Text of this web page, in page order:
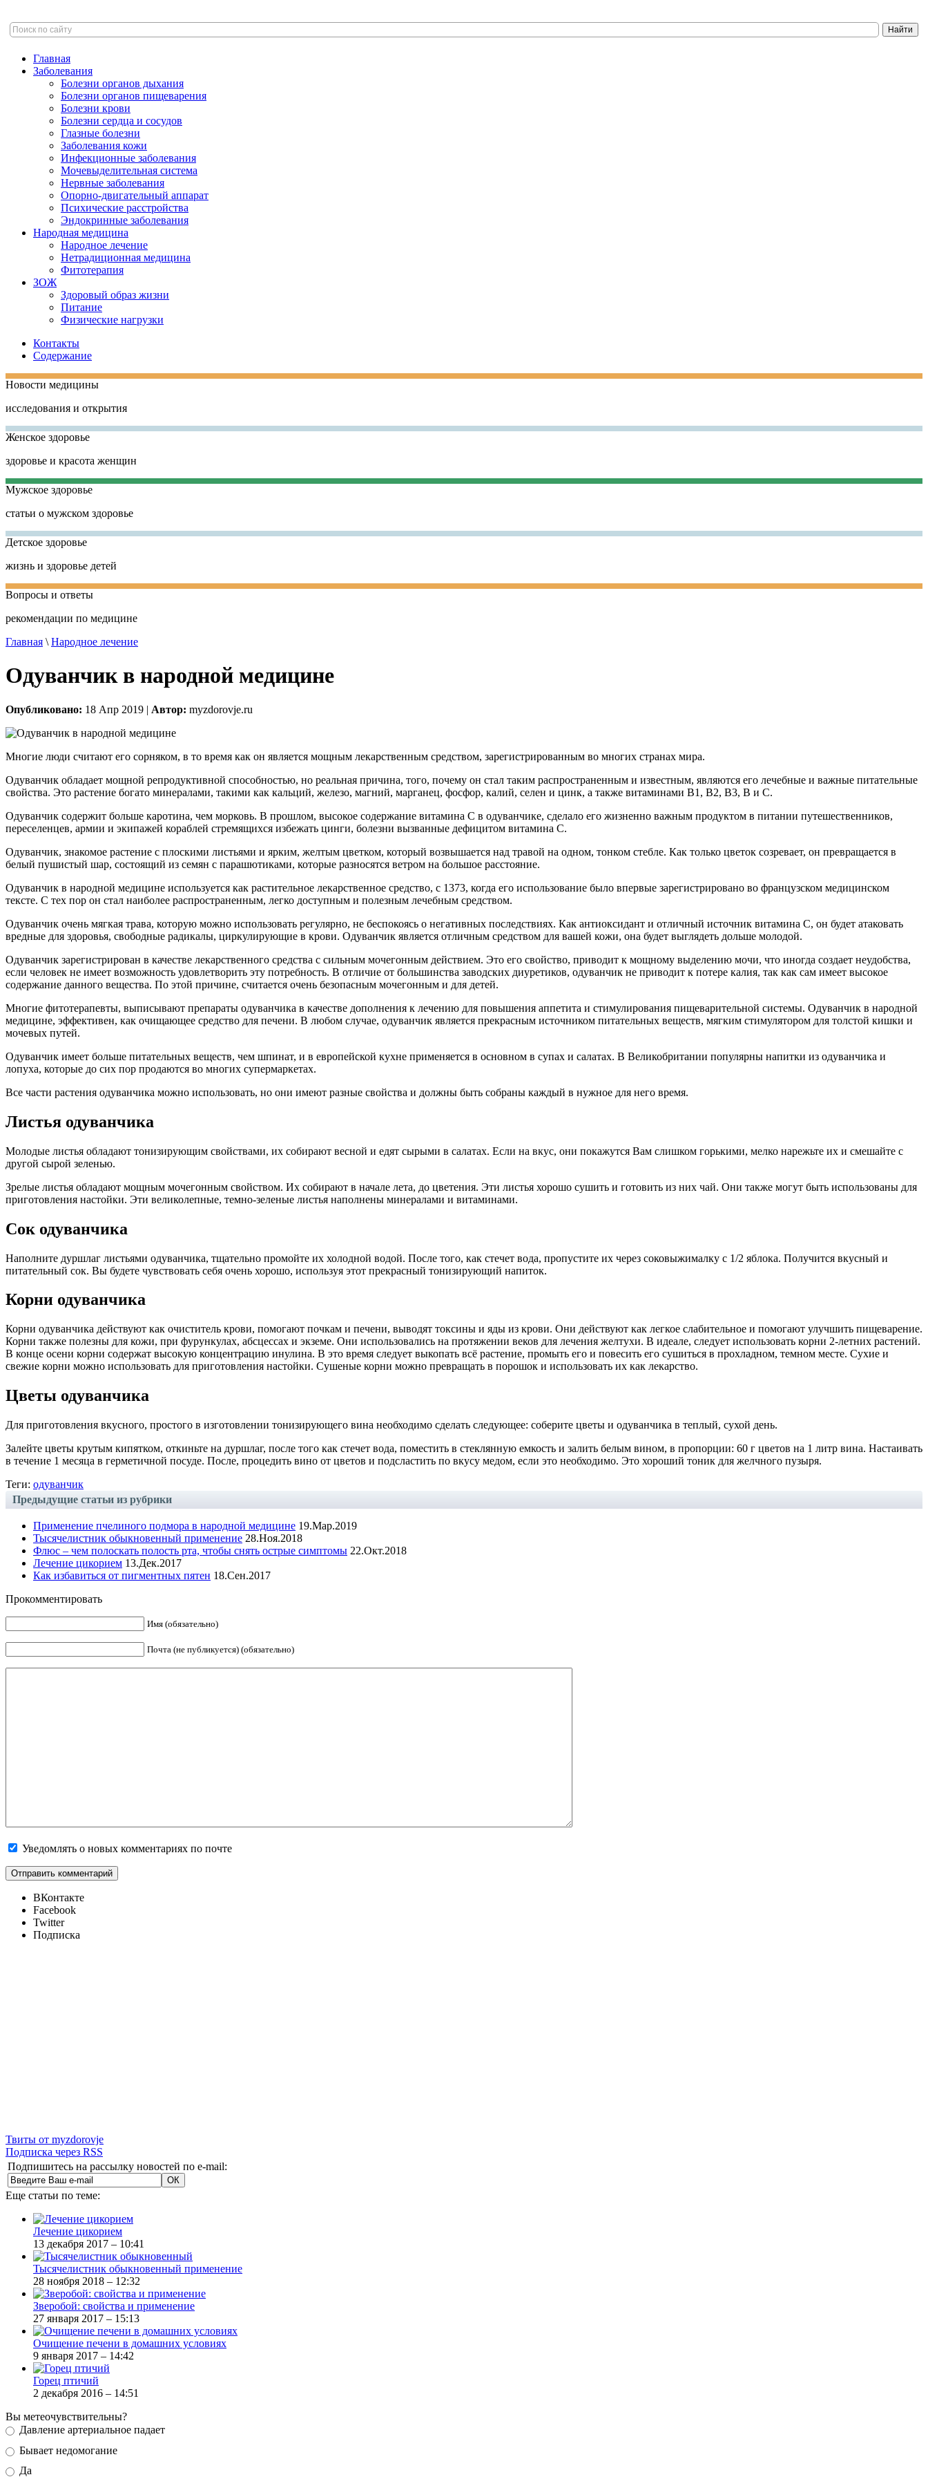
Главная
Заболевания
Болезни органов дыхания
Болезни органов пищеварения
Болезни крови
Болезни сердца и сосудов
Глазные болезни
Заболевания кожи
Инфекционные заболевания
Мочевыделительная система
Нервные заболевания
Опорно-двигательный аппарат
Психические расстройства
Эндокринные заболевания
Народная медицина
Народное лечение
Нетрадиционная медицина
Фитотерапия
ЗОЖ
Здоровый образ жизни
Питание
Физические нагрузки
Контакты
Содержание
Новости медицины
исследования и открытия
Женское здоровье
здоровье и красота женщин
Мужское здоровье
статьи о мужском здоровье
Детское здоровье
жизнь и здоровье детей
Вопросы и ответы
рекомендации по медицине
Главная \ Народное лечение
Одуванчик в народной медицине
Опубликовано: 18 Апр 2019 | Автор: myzdorovje.ru
Многие люди считают его сорняком, в то время как он является мощным лекарственным средством, зарегистрированным во многих странах мира.
Одуванчик обладает мощной репродуктивной способностью, но реальная причина, того, почему он стал таким распространенным и известным, являются его лечебные и важные питательные
свойства. Это растение богато минералами, такими как кальций, железо, магний, марганец, фосфор, калий, селен и цинк, а также витаминами В1, В2, В3, В и С.
Одуванчик содержит больше каротина, чем морковь. В прошлом, высокое содержание витамина C в одуванчике, сделало его жизненно важным продуктом в питании путешественников,
переселенцев, армии и экипажей кораблей стремящихся избежать цинги, болезни вызванные дефицитом витамина С.
Одуванчик, знакомое растение с плоскими листьями и ярким, желтым цветком, который возвышается над травой на одном, тонком стебле. Как только цветок созревает, он превращается в
белый пушистый шар, состоящий из семян с парашютиками, которые разносятся ветром на большое расстояние.
Одуванчик в народной медицине используется как растительное лекарственное средство, с 1373, когда его использование было впервые зарегистрировано во французском медицинском
тексте. С тех пор он стал наиболее распространенным, легко доступным и полезным лечебным средством.
Одуванчик очень мягкая трава, которую можно использовать регулярно, не беспокоясь о негативных последствиях. Как антиоксидант и отличный источник витамина С, он будет атаковать
вредные для здоровья, свободные радикалы, циркулирующие в крови. Одуванчик является отличным средством для вашей кожи, она будет выглядеть дольше молодой.
Одуванчик зарегистрирован в качестве лекарственного средства с сильным мочегонным действием. Это его свойство, приводит к мощному выделению мочи, что иногда создает неудобства,
если человек не имеет возможность удовлетворить эту потребность. В отличие от большинства заводских диуретиков, одуванчик не приводит к потере калия, так как сам имеет высокое
содержание данного вещества. По этой причине, считается очень безопасным мочегонным и для детей.
Многие фитотерапевты, выписывают препараты одуванчика в качестве дополнения к лечению для повышения аппетита и стимулирования пищеварительной системы. Одуванчик в народной
медицине, эффективен, как очищающее средство для печени. В любом случае, одуванчик является прекрасным источником питательных веществ, мягким стимулятором для толстой кишки и
мочевых путей.
Одуванчик имеет больше питательных веществ, чем шпинат, и в европейской кухне применяется в основном в супах и салатах. В Великобритании популярны напитки из одуванчика и
лопуха, которые до сих пор продаются во многих супермаркетах.
Все части растения одуванчика можно использовать, но они имеют разные свойства и должны быть собраны каждый в нужное для него время.
Листья одуванчика
Молодые листья обладают тонизирующим свойствами, их собирают весной и едят сырыми в салатах. Если на вкус, они покажутся Вам слишком горькими, мелко нарежьте их и смешайте с
другой сырой зеленью.
Зрелые листья обладают мощным мочегонным свойством. Их собирают в начале лета, до цветения. Эти листья хорошо сушить и готовить из них чай. Они также могут быть использованы для
приготовления настойки. Эти великолепные, темно-зеленые листья наполнены минералами и витаминами.
Сок одуванчика
Наполните дуршлаг листьями одуванчика, тщательно промойте их холодной водой. После того, как стечет вода, пропустите их через соковыжималку с 1/2 яблока. Получится вкусный и
питательный сок. Вы будете чувствовать себя очень хорошо, используя этот прекрасный тонизирующий напиток.
Корни одуванчика
Корни одуванчика действуют как очиститель крови, помогают почкам и печени, выводят токсины и яды из крови. Они действуют как легкое слабительное и помогают улучшить пищеварение.
Корни также полезны для кожи, при фурункулах, абсцессах и экземе. Они использовались на протяжении веков для лечения желтухи. В идеале, следует использовать корни 2-летних растений.
В конце осени корни содержат высокую концентрацию инулина. В это время следует выкопать всё растение, промыть его и повесить его сушиться в прохладном, темном месте. Сухие и
свежие корни можно использовать для приготовления настойки. Сушеные корни можно превращать в порошок и использовать их как лекарство.
Цветы одуванчика
Для приготовления вкусного, простого в изготовлении тонизирующего вина необходимо сделать следующее: соберите цветы и одуванчика в теплый, сухой день.
Залейте цветы крутым кипятком, откиньте на дуршлаг, после того как стечет вода, поместить в стеклянную емкость и залить белым вином, в пропорции: 60 г цветов на 1 литр вина. Настаивать
в течение 1 месяца в герметичной посуде. После, процедить вино от цветов и подсластить по вкусу медом, если это необходимо. Это хороший тоник для желчного пузыря.
Теги: одуванчик
Предыдущие статьи из рубрики
Применение пчелиного подмора в народной медицине 19.Мар.2019
Тысячелистник обыкновенный применение 28.Ноя.2018
Флюс – чем полоскать полость рта, чтобы снять острые симптомы 22.Окт.2018
Лечение цикорием 13.Дек.2017
Как избавиться от пигментных пятен 18.Сен.2017
Прокомментировать
Имя (обязательно)
Почта (не публикуется) (обязательно)
Уведомлять о новых комментариях по почте
ВКонтакте
Facebook
Twitter
Подписка
Твиты от myzdorovje
Подписка через RSS
Подпишитесь на рассылку новостей по e-mail:
Еще статьи по теме:
Лечение цикорием
13 декабря 2017 – 10:41
Тысячелистник обыкновенный применение
28 ноября 2018 – 12:32
Зверобой: свойства и применение
27 января 2017 – 15:13
Очищение печени в домашних условиях
9 января 2017 – 14:42
Горец птичий
2 декабря 2016 – 14:51
Вы метеочувствительны?
Давление артериальное падает
Бывает недомогание
Да